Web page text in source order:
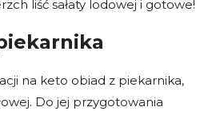
liść sałaty lodowej i gotowe!
na keto obiad z piekarnika,
Do jej przygotowania